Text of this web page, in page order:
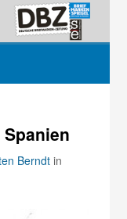
Berndt in